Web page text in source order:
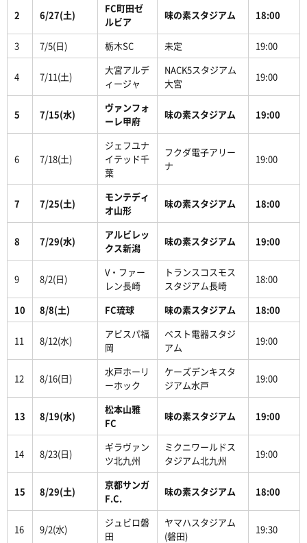
2 6/27(土)
FC町田ゼ
ルビア
味の素スタジアム 18:00
3 7/5(日) 栃木SC 未定 19:00
4 7/11(土)
大宮アルデ
ィージャ
NACK5スタジアム
大宮
19:00
5 7/15(水)
ヴァンフォ
ーレ甲府
味の素スタジアム 19:00
6 7/18(土)
ジェフユナ
イテッド千
葉
フクダ電子アリー
ナ
19:00
7 7/25(土)
モンテディ
オ山形
味の素スタジアム 18:00
8 7/29(水)
アルビレッ
クス新潟
味の素スタジアム 19:00
9 8/2(日)
V・ファー
レン長崎
トランスコスモス
スタジアム長崎
18:00
10 8/8(土) FC琉球 味の素スタジアム 18:00
11 8/12(水)
アビスパ福
岡
ベスト電器スタジ
アム
19:00
12 8/16(日)
水戸ホーリ
ーホック
ケーズデンキスタ
ジアム水戸
19:00
13 8/19(水)
松本山雅
FC
味の素スタジアム 19:00
14 8/23(日)
ギラヴァン
ツ北九州
ミクニワールドス
タジアム北九州
19:00
15 8/29(土)
京都サンガ
F.C.
味の素スタジアム 18:00
16 9/2(水)
ジュビロ磐
田
ヤマハスタジアム
(磐田)
19:30